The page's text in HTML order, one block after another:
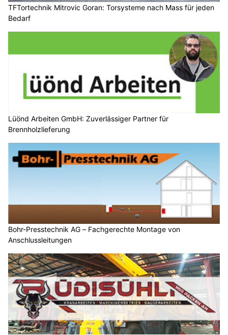
TFTortechnik Mitrovic Goran: Torsysteme nach Mass für jeden
Bedarf
Lüönd Arbeiten GmbH: Zuverlässiger Partner für
Brennholzlieferung
Bohr-Presstechnik AG – Fachgerechte Montage von
Anschlussleitungen